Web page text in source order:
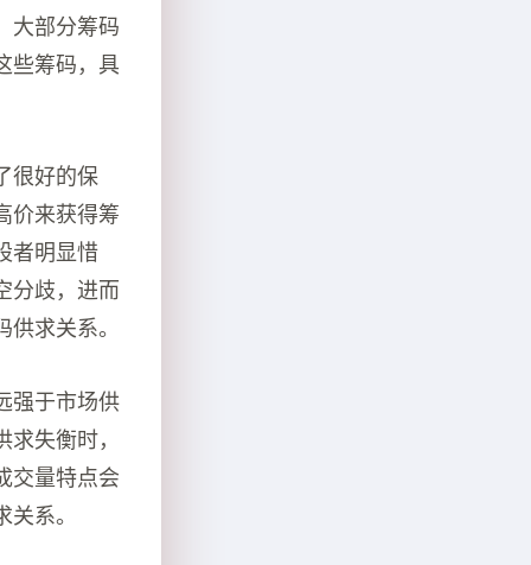
大部分筹码
些筹码，具
很好的保
价来获得筹
者明显惜
分歧，进而
求关系。
强于市场供
失衡时，
交量特点会
系。